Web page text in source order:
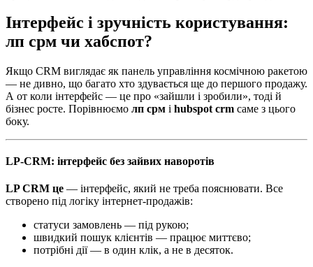
Інтерфейс і зручність користування:
лп срм чи хабспот?
Якщо CRM виглядає як панель управління космічною ракетою
— не дивно, що багато хто здувається ще до першого продажу.
А от коли інтерфейс — це про «зайшли і зробили», тоді й
бізнес росте. Порівнюємо лп срм і hubspot crm саме з цього
боку.
LP-CRM: інтерфейс без зайвих наворотів
LP CRM це — інтерфейс, який не треба пояснювати. Все
створено під логіку інтернет-продажів:
статуси замовлень — під рукою;
швидкий пошук клієнтів — працює миттєво;
потрібні дії — в один клік, а не в десяток.